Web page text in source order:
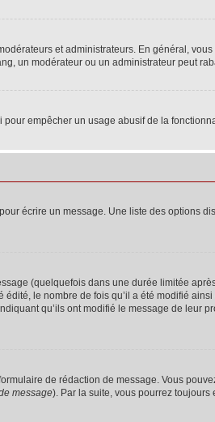
et administrateurs. En général,
un modérateur ou un administrateur peut
empêcher un usage abusif de la
écrire un message. Une liste des options
(quelquefois dans une durée limitée
le nombre de fois qu’il a été modifié
qu’ils ont modifié le message de leur
de rédaction de message. Vous
message). Par la suite, vous pourrez toujours